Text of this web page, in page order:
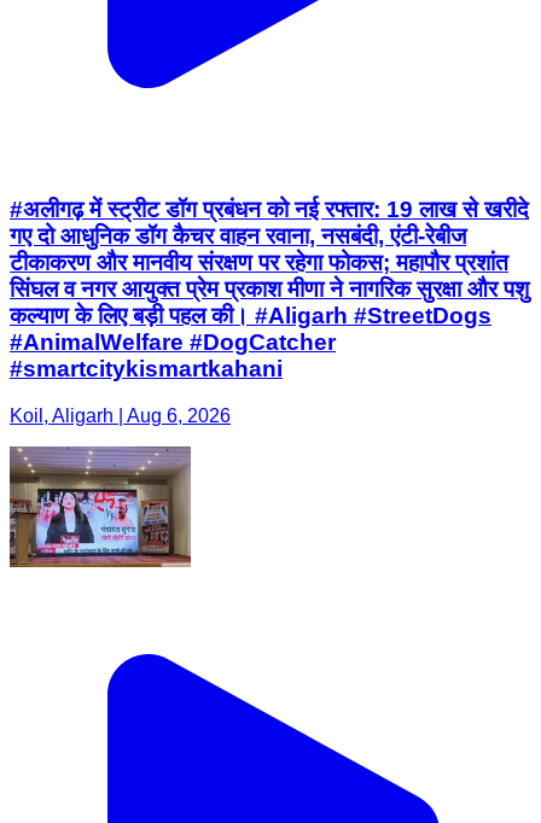
#अलीगढ़ में स्ट्रीट डॉग प्रबंधन को नई रफ्तार: 19 लाख से खरीदे
गए दो आधुनिक डॉग कैचर वाहन रवाना, नसबंदी, एंटी-रेबीज
टीकाकरण और मानवीय संरक्षण पर रहेगा फोकस; महापौर प्रशांत
सिंघल व नगर आयुक्त प्रेम प्रकाश मीणा ने नागरिक सुरक्षा और पशु
कल्याण के लिए बड़ी पहल की। #Aligarh #StreetDogs
#AnimalWelfare #DogCatcher
#smartcitykismartkahani
Koil, Aligarh | Aug 6, 2026